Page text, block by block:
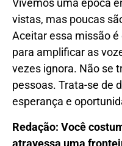
Vivemos uma época
vistas, mas poucas
Aceitar essa missão
para amplificar as
vezes ignora. Não se
pessoas. Trata-se de
esperança e
Redação: Você
atravessa uma